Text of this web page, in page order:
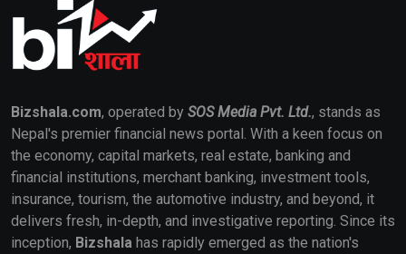
Bizshala.com, operated by SOS Media Pvt. Ltd., stands as
Nepal's premier financial news portal. With a keen focus on
the economy, capital markets, real estate, banking and
financial institutions, merchant banking, investment tools,
insurance, tourism, the automotive industry, and beyond, it
delivers fresh, in-depth, and investigative reporting. Since its
inception, Bizshala has rapidly emerged as the nation's